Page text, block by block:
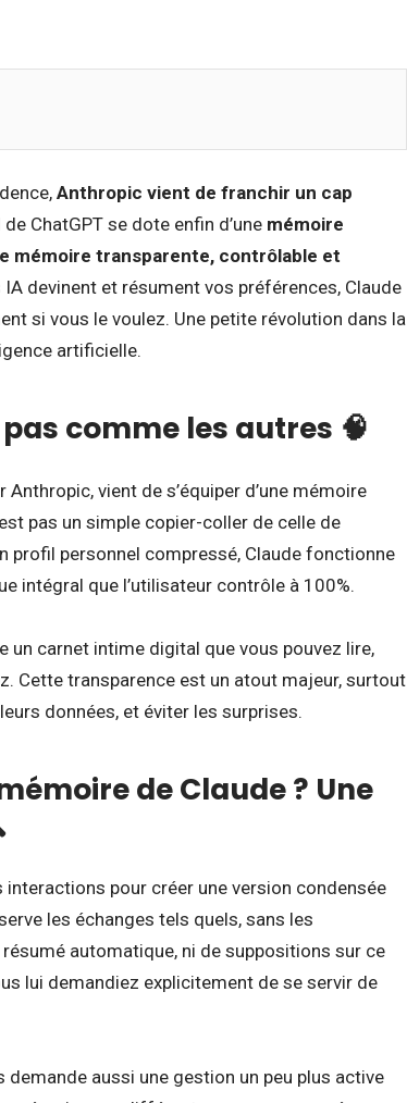
Anthropic vient de franchir un cap
ChatGPT se dote enfin d’une mémoire
mémoire transparente, contrôlable et
IA devinent et résument vos préférences, Claude
si vous le voulez. Une petite révolution dans la
artificielle.
comme les autres 🧠
vient de s’équiper d’une mémoire
pas un simple copier-coller de celle de
profil personnel compressé, Claude fonctionne
intégral que l’utilisateur contrôle à 100%.
carnet intime digital que vous pouvez lire,
Cette transparence est un atout majeur, surtout
données, et éviter les surprises.
de Claude ? Une
pour créer une version condensée
les échanges tels quels, sans les
automatique, ni de suppositions sur ce
lui demandiez explicitement de se servir de
aussi une gestion un peu plus active